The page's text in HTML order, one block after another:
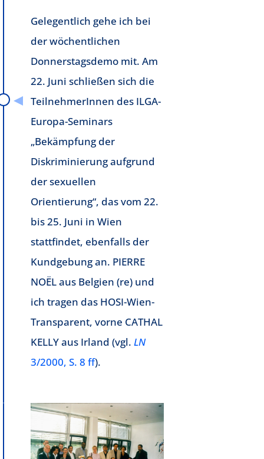
Gelegentlich gehe ich bei
der wöchentlichen
Donnerstagsdemo mit. Am
22. Juni schließen sich die
TeilnehmerInnen des ILGA-
Europa-Seminars
„Bekämpfung der
Diskriminierung aufgrund
der sexuellen
Orientierung“, das vom 22.
bis 25. Juni in Wien
stattfindet, ebenfalls der
Kundgebung an. PIERRE
NOËL aus Belgien (re) und
ich tragen das HOSI-Wien-
Transparent, vorne CATHAL
KELLY aus Irland (vgl. LN
3/2000, S. 8 ff).